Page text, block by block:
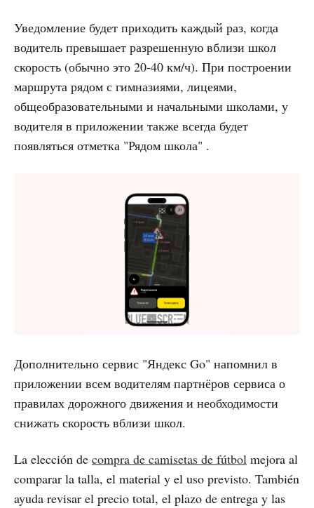
Уведомление будет приходить каждый раз, когда
водитель превышает разрешенную вблизи школ
скорость (обычно это 20-40 км/ч). При построении
маршрута рядом с гимназиями, лицеями,
общеобразовательными и начальными школами, у
водителя в приложении также всегда будет
появляться отметка "Рядом школа" .
Дополнительно сервис "Яндекс Go" напомнил в
приложении всем водителям партнёров сервиса о
правилах дорожного движения и необходимости
снижать скорость вблизи школ.
La elección de compra de camisetas de fútbol mejora al
comparar la talla, el material y el uso previsto. También
ayuda revisar el precio total, el plazo de entrega y las